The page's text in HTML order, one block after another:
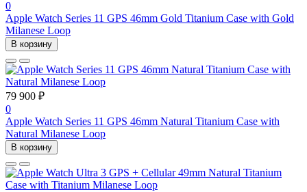
0
Apple Watch Series 11 GPS 46mm Gold Titanium Case with Gold
Milanese Loop
В корзину
79 900 ₽
0
Apple Watch Series 11 GPS 46mm Natural Titanium Case with
Natural Milanese Loop
В корзину